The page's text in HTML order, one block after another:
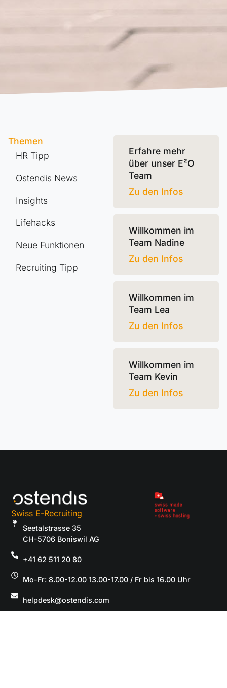
Themen
HR Tipp
Ostendis News
Insights
Lifehacks
Neue Funktionen
Recruiting Tipp
Erfahre mehr
über unser E²O
Team
Zu den Infos
Willkommen im
Team Nadine
Zu den Infos
Willkommen im
Team Lea
Zu den Infos
Willkommen im
Team Kevin
Zu den Infos
Swiss E-Recruiting
Seetalstrasse 35
CH-5706 Boniswil AG
+41 62 511 20 80
Mo-Fr: 8.00-12.00 13.00-17.00 / Fr bis 16.00 Uhr
helpdesk@ostendis.com